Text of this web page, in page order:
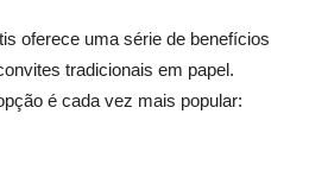
oferece uma série de benefícios
tradicionais em papel.
é cada vez mais popular: